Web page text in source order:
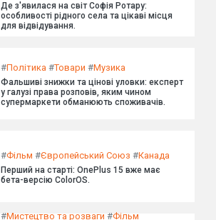
Де з'явилася на світ Софія Ротару:
особливості рідного села та цікаві місця
для відвідування.
#Політика #Товари #Музика
Фальшиві знижки та цінові уловки: експерт
у галузі права розповів, яким чином
супермаркети обманюють споживачів.
#Фільм #Європейський Союз #Канада
Перший на старті: OnePlus 15 вже має
бета-версію ColorOS.
#Мистецтво та розваги #Фільм